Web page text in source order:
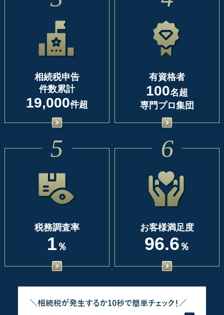
相続税申告
件数累計
19,000件超
有資格者
100名超
専門プロ集団
5
税務調査率
1 ％
6
お客様満足度
96.6 ％